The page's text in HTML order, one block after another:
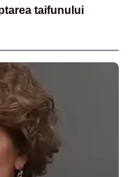
taifunului